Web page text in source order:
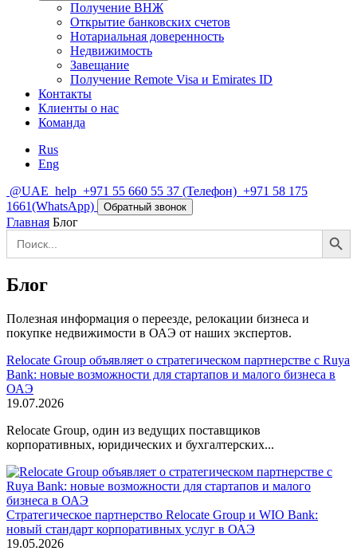
Получение ВНЖ
Открытие банковских счетов
Нотариальная доверенность
Недвижимость
Завещание
Получение Remote Visa и Emirates ID
Контакты
Клиенты о нас
Команда
Rus
Eng
@UAE_help +971 55 660 55 37 (Телефон) +971 58 175
1661(WhatsApp) Обратный звонок
Главная Блог
Search
for:
Search Button
Блог
Полезная информация о переезде, релокации бизнеса и
покупке недвижимости в ОАЭ от наших экспертов.
Relocate Group объявляет о стратегическом партнерстве с Ruya
Bank: новые возможности для стартапов и малого бизнеса в
ОАЭ
19.07.2026
Relocate Group, один из ведущих поставщиков
корпоративных, юридических и бухгалтерских...
Стратегическое партнерство Relocate Group и WIO Bank:
новый стандарт корпоративных услуг в ОАЭ
19.05.2026